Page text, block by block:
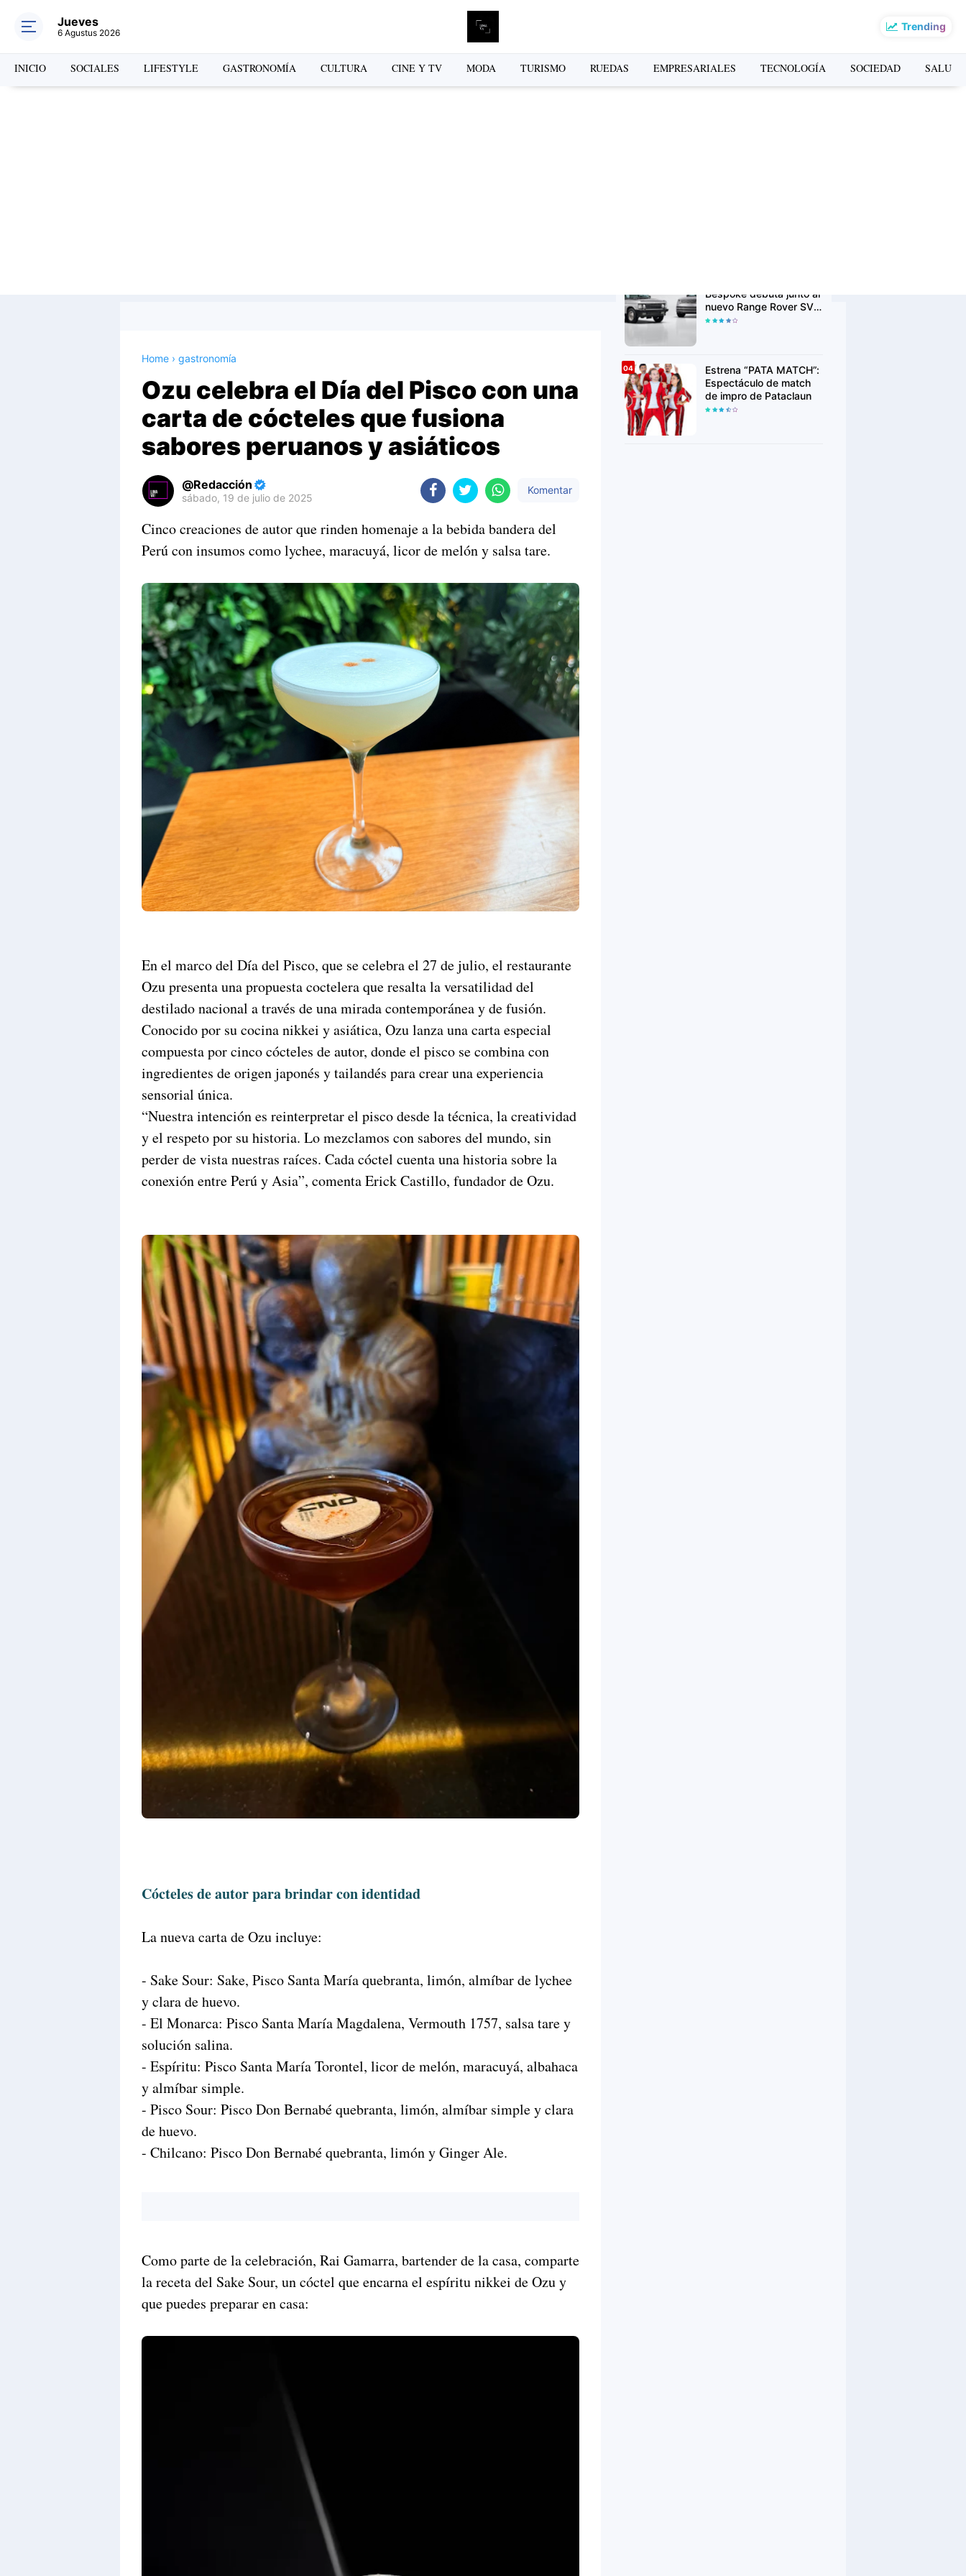
Trending
Jueves
6 Agustus 2026
INICIO SOCIALES LIFESTYLE GASTRONOMÍA CULTURA CINE Y TV MODA TURISMO RUEDAS EMPRESARIALES TECNOLOGÍA SOCIEDAD SALUD
Home › gastronomía
Ozu celebra el Día del Pisco con una
carta de cócteles que fusiona
sabores peruanos y asiáticos
Redacción
sábado, 19 de julio de 2025
Komentar
Premium
Raushan
With
Shroff
Templates
Cinco creaciones de autor que rinden homenaje a la bebida bandera del
Perú con insumos como lychee, maracuyá, licor de melón y salsa tare.
En el marco del Día del Pisco, que se celebra el 27 de julio, el restaurante
Ozu presenta una propuesta coctelera que resalta la versatilidad del
destilado nacional a través de una mirada contemporánea y de fusión.
Conocido por su cocina nikkei y asiática, Ozu lanza una carta especial
compuesta por cinco cócteles de autor, donde el pisco se combina con
ingredientes de origen japonés y tailandés para crear una experiencia
sensorial única.
“Nuestra intención es reinterpretar el pisco desde la técnica, la creatividad
y el respeto por su historia. Lo mezclamos con sabores del mundo, sin
perder de vista nuestras raíces. Cada cóctel cuenta una historia sobre la
conexión entre Perú y Asia”, comenta Erick Castillo, fundador de Ozu.
Cócteles de autor para brindar con identidad
La nueva carta de Ozu incluye:
- Sake Sour: Sake, Pisco Santa María quebranta, limón, almíbar de lychee
y clara de huevo.
- El Monarca: Pisco Santa María Magdalena, Vermouth 1757, salsa tare y
solución salina.
- Espíritu: Pisco Santa María Torontel, licor de melón, maracuyá, albahaca
y almíbar simple.
- Pisco Sour: Pisco Don Bernabé quebranta, limón, almíbar simple y clara
de huevo.
- Chilcano: Pisco Don Bernabé quebranta, limón y Ginger Ale.
Como parte de la celebración, Rai Gamarra, bartender de la casa, comparte
la receta del Sake Sour, un cóctel que encarna el espíritu nikkei de Ozu y
que puedes preparar en casa:
semana
Bespoke debuta junto al
nuevo Range Rover SV
Ultra en Monterey Car
Estrena “PATA MATCH”:
Espectáculo de match
de impro de Pataclaun